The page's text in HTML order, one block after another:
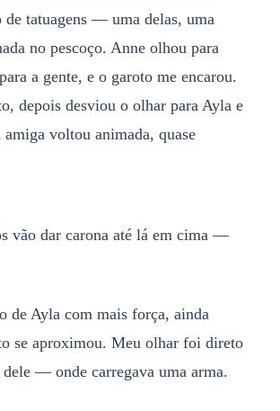
de tatuagens — uma delas, uma
no pescoço. Anne olhou para
a gente, e o garoto me encarou.
depois desviou o olhar para Ayla e
amiga voltou animada, quase
vão dar carona até lá em cima —
de Ayla com mais força, ainda
se aproximou. Meu olhar foi direto
— onde carregava uma arma.